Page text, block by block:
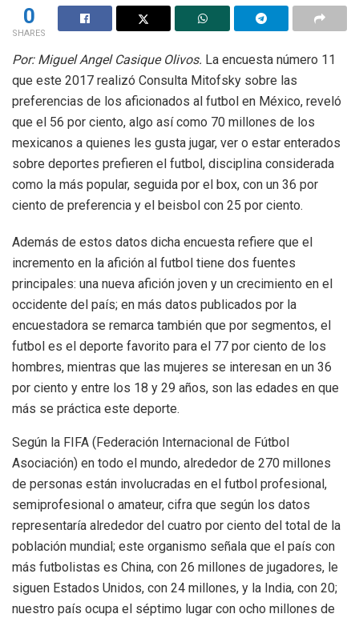
0
SHARES
Por: Miguel Angel Casique Olivos. La encuesta número 11
que este 2017 realizó Consulta Mitofsky sobre las
preferencias de los aficionados al futbol en México, reveló
que el 56 por ciento, algo así como 70 millones de los
mexicanos a quienes les gusta jugar, ver o estar enterados
sobre deportes prefieren el futbol, disciplina considerada
como la más popular, seguida por el box, con un 36 por
ciento de preferencia y el beisbol con 25 por ciento.
Además de estos datos dicha encuesta refiere que el
incremento en la afición al futbol tiene dos fuentes
principales: una nueva afición joven y un crecimiento en el
occidente del país; en más datos publicados por la
encuestadora se remarca también que por segmentos, el
futbol es el deporte favorito para el 77 por ciento de los
hombres, mientras que las mujeres se interesan en un 36
por ciento y entre los 18 y 29 años, son las edades en que
más se práctica este deporte.
Según la FIFA (Federación Internacional de Fútbol
Asociación) en todo el mundo, alrededor de 270 millones
de personas están involucradas en el futbol profesional,
semiprofesional o amateur, cifra que según los datos
representaría alrededor del cuatro por ciento del total de la
población mundial; este organismo señala que el país con
más futbolistas es China, con 26 millones de jugadores, le
siguen Estados Unidos, con 24 millones, y la India, con 20;
nuestro país ocupa el séptimo lugar con ocho millones de